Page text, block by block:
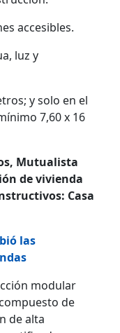
accesibles.
luz y
y solo en el
7,60 x 16
Mutualista
de vivienda
Casa
las
modular
de
de alta